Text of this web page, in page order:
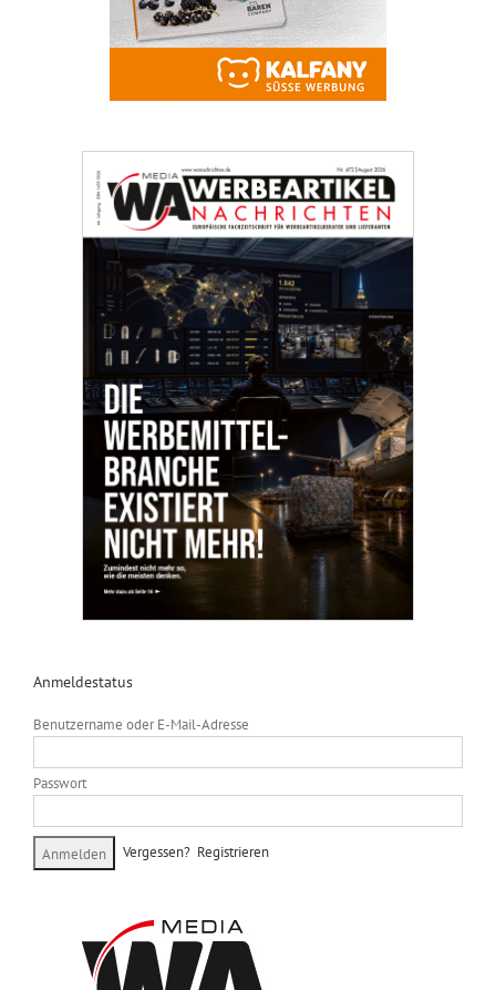
Anmeldestatus
Benutzername oder E-Mail-Adresse
Passwort
Vergessen? Registrieren